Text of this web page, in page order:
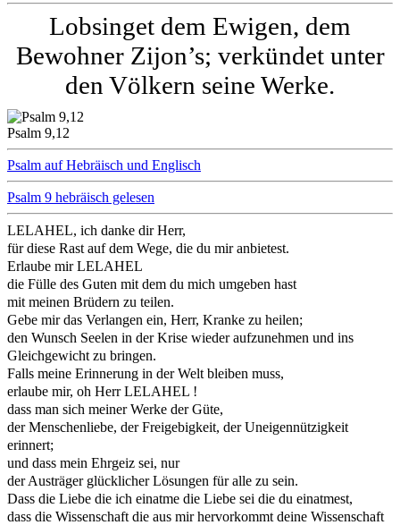
Lobsinget dem Ewigen, dem
Bewohner Zijon’s; verkündet unter
den Völkern seine Werke.
Psalm 9,12
Psalm auf Hebräisch und Englisch
Psalm 9 hebräisch gelesen
LELAHEL, ich danke dir Herr,
für diese Rast auf dem Wege, die du mir anbietest.
Erlaube mir LELAHEL
die Fülle des Guten mit dem du mich umgeben hast
mit meinen Brüdern zu teilen.
Gebe mir das Verlangen ein, Herr, Kranke zu heilen;
den Wunsch Seelen in der Krise wieder aufzunehmen und ins
Gleichgewicht zu bringen.
Falls meine Erinnerung in der Welt bleiben muss,
erlaube mir, oh Herr LELAHEL !
dass man sich meiner Werke der Güte,
der Menschenliebe, der Freigebigkeit, der Uneigennützigkeit
erinnert;
und dass mein Ehrgeiz sei, nur
der Austräger glücklicher Lösungen für alle zu sein.
Dass die Liebe die ich einatme die Liebe sei die du einatmest,
dass die Wissenschaft die aus mir hervorkommt deine Wissenschaft